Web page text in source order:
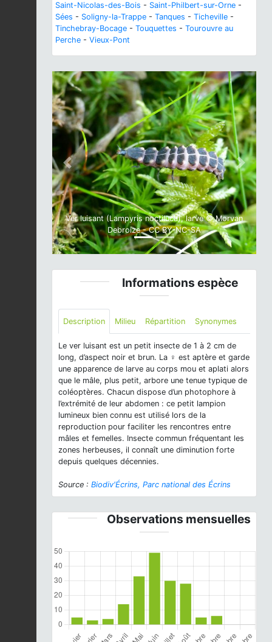
Saint-Nicolas-des-Bois - Saint-Philbert-sur-Orne -
Sées - Soligny-la-Trappe - Tanques - Ticheville -
Tinchebray-Bocage - Touquettes - Tourouvre au
Perche - Vieux-Pont
Ver luisant (Lampyris noctiluca), larve © Morvan
Debroize - CC BY-NC-SA
Previous Next
Informations espèce
Description Milieu Répartition Synonymes
Le ver luisant est un petit insecte de 1 à 2 cm de
long, d’aspect noir et brun. La ♀ est aptère et garde
une apparence de larve au corps mou et aplati alors
que le mâle, plus petit, arbore une tenue typique de
coléoptères. Chacun dispose d’un photophore à
l’extrémité de leur abdomen : ce petit lampion
lumineux bien connu est utilisé lors de la
reproduction pour faciliter les rencontres entre
mâles et femelles. Insecte commun fréquentant les
zones herbeuses, il connaît une diminution forte
depuis quelques décennies.
Source : Biodiv'Écrins, Parc national des Écrins
Observations mensuelles